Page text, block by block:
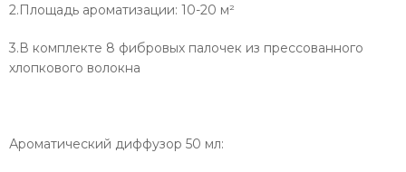
2.Площадь ароматизации: 10-20 м²
3.В комплекте 8 фибровых палочек из прессованного
хлопкового волокна
Ароматический диффузор 50 мл: